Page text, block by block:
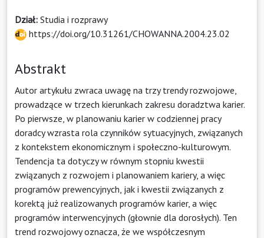
Dział: Studia i rozprawy
https://doi.org/10.31261/CHOWANNA.2004.23.02
Abstrakt
Autor artykułu zwraca uwagę na trzy trendy rozwojowe,
prowadzące w trzech kierunkach zakresu doradztwa karier.
Po pierwsze, w planowaniu karier w codziennej pracy
doradcy wzrasta rola czynników sytuacyjnych, związanych
z kontekstem ekonomicznym i społeczno-kulturowym.
Tendencja ta dotyczy w równym stopniu kwestii
związanych z rozwojem i planowaniem kariery, a więc
programów prewencyjnych, jak i kwestii związanych z
korektą już realizowanych programów karier, a więc
programów interwencyjnych (głownie dla dorosłych). Ten
trend rozwojowy oznacza, że we współczesnym